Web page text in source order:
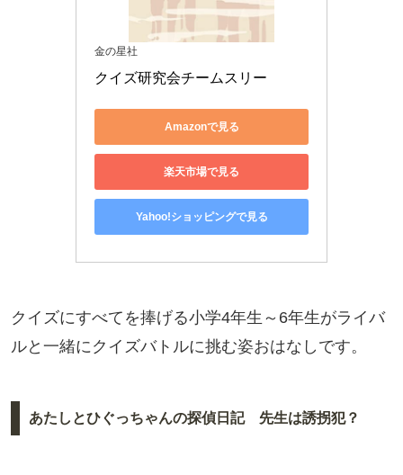
金の星社
クイズ研究会チームスリー
Amazonで見る
楽天市場で見る
Yahoo!ショッピングで見る
クイズにすべてを捧げる小学4年生～6年生がライバ
ルと一緒にクイズバトルに挑む姿おはなしです。
あたしとひぐっちゃんの探偵日記 先生は誘拐犯？